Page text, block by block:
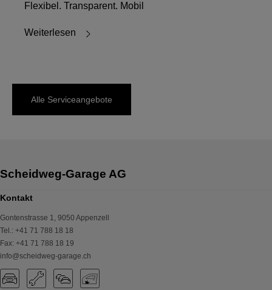
Flexibel. Transparent. Mobil
Weiterlesen
Alle Serviceangebote
Kontakt
Gontenstrasse 1, 9050 Appenzell
Tel.: +41 71 788 18 18
Fax: +41 71 788 18 19
info@scheidweg-garage.ch